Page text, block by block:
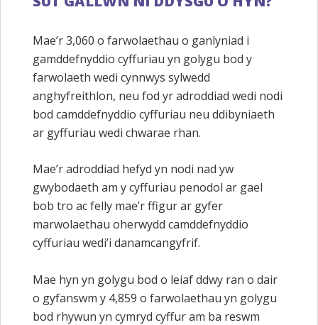
Mae’r 3,060 o farwolaethau o ganlyniad i
gamddefnyddio cyffuriau yn golygu bod y
farwolaeth wedi cynnwys sylwedd
anghyfreithlon, neu fod yr adroddiad wedi nodi
bod camddefnyddio cyffuriau neu ddibyniaeth
ar gyffuriau wedi chwarae rhan.
Mae’r adroddiad hefyd yn nodi nad yw
gwybodaeth am y cyffuriau penodol ar gael
bob tro ac felly mae’r ffigur ar gyfer
marwolaethau oherwydd camddefnyddio
cyffuriau wedi’i danamcangyfrif.
Mae hyn yn golygu bod o leiaf ddwy ran o dair
o gyfanswm y 4,859 o farwolaethau yn golygu
bod rhywun yn cymryd cyffur am ba reswm